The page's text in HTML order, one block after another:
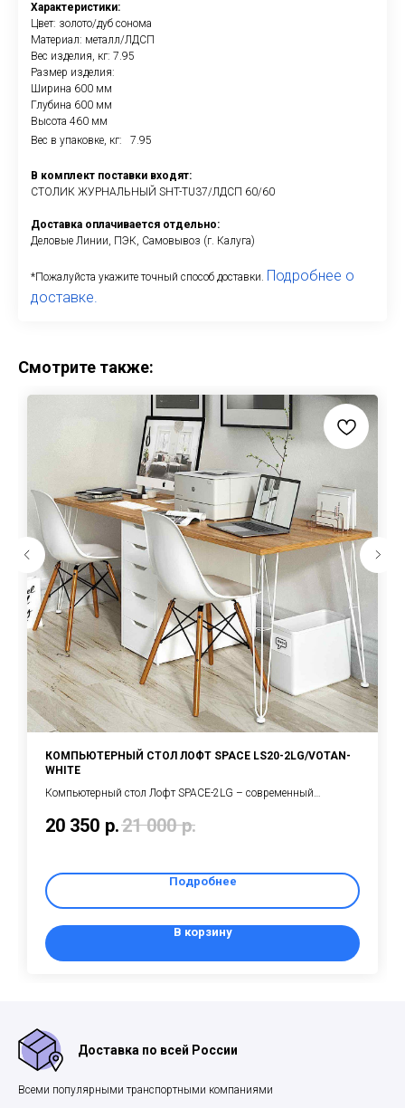
Характеристики:
Цвет: золото/дуб сонома
Материал: металл/ЛДСП
Вес изделия, кг: 7.95
Размер изделия:
Ширина 600 мм
Глубина 600 мм
Высота 460 мм
Вес в упаковке, кг: 7.95
В комплект поставки входят:
СТОЛИК ЖУРНАЛЬНЫЙ SHT-TU37/ЛДСП 60/60
Доставка оплачивается отдельно:
Деловые Линии, ПЭК, Самовывоз (г. Калуга)
*Пожалуйста укажите точный способ доставки. Подробнее о
доставке.
Смотрите также:
КОМПЬЮТЕРНЫЙ СТОЛ ЛОФТ SPACE LS20-2LG/VOTAN-
WHITE
Компьютерный стол Лофт SPACE-2LG – современный
на два рабочих места, выполненный в очень модном сейчас
20 350 р.21 000 р.
Подробнее
В корзину
Доставка по всей России
Всеми популярными транспортными компаниями